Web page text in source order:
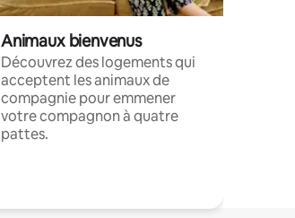
Animaux bienvenus
Découvrez des logements qui
acceptent les animaux de
compagnie pour emmener
votre compagnon à quatre
pattes.